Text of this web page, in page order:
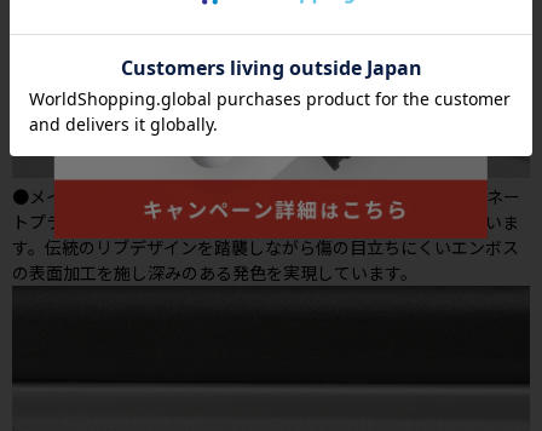
●メイン素材には強度と発色の良さを兼ねそなえたポリカーボネー
トプラスABS素材を採用。軽さと強度を高い次元で融合させていま
す。伝統のリブデザインを踏襲しながら傷の目立ちにくいエンボス
の表面加工を施し深みのある発色を実現しています。